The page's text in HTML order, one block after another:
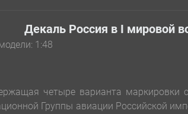
Декаль Россия в I мировой
1:48
четыре варианта
Группы авиации Российской